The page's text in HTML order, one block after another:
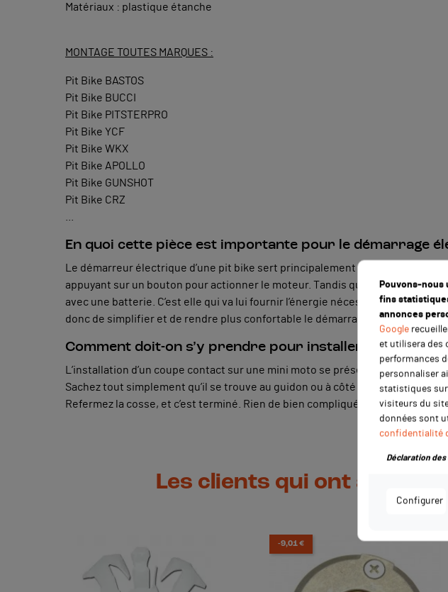
Matériaux : plastique étanche
MONTAGE TOUTES MARQUES :
Pit Bike BASTOS
Pit Bike BUCCI
Pit Bike PITSTERPRO
Pit Bike YCF
Pit Bike WKX
Pit Bike APOLLO
Pit Bike GUNSHOT
Pit Bike CRZ
En quoi cette pièce est importante pour le démarrage
Le démarreur électrique d’une pit bike sert principalement à remplacer le
appuyant sur un bouton pour actionner le moteur. Tandis que le kick-
avec une batterie. C’est elle qui va lui fournir l’énergie nécessaire afin de
donc de simplifier et de rendre plus confortable le démarrage de votre mini
Comment doit-on s’y prendre pour installer un coupe
L’installation d’un coupe contact sur une mini moto se présente comme un
Sachez tout simplement qu’il se trouve au guidon ou à côté de celui-ci.
Refermez la cosse, et c’est terminé. Rien de bien compliqué en somme.
Les clients qui ont acheté
-9,01 €
Pouvons-nous
fins
annonces
Google
et utilisera des
performances
personnaliser
statistiques
visiteurs du
données sont
confidentialité
Configurer
Déclaration des